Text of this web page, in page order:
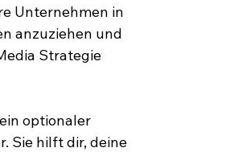
Unternehmen in
anzuziehen und
Strategie
optionaler
Sie hilft dir, deine